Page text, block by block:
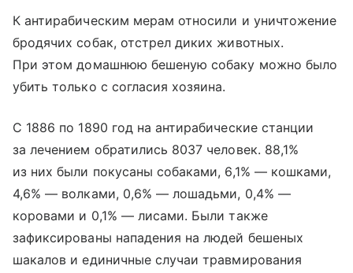
К антирабическим мерам относили и уничтожение
бродячих собак, отстрел диких животных.
При этом домашнюю бешеную собаку можно было
убить только с согласия хозяина.
С 1886 по 1890 год на антирабические станции
за лечением обратились 8037 человек. 88,1%
из них были покусаны собаками, 6,1% — кошками,
4,6% — волками, 0,6% — лошадьми, 0,4% —
коровами и 0,1% — лисами. Были также
зафиксированы нападения на людей бешеных
шакалов и единичные случаи травмирования